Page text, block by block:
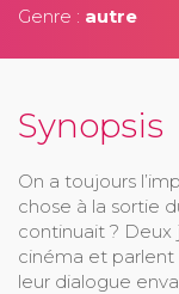
Genre : autre
Synopsis
On a toujours
chose à la sortie
continuait ?
cinéma et parlent
leur dialogue